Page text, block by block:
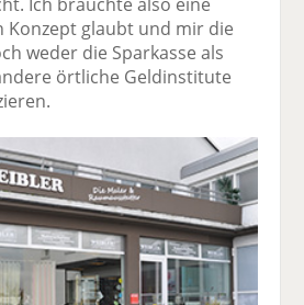
Konzept glaubt und mir die
weder die Sparkasse als
örtliche Geldinstitute